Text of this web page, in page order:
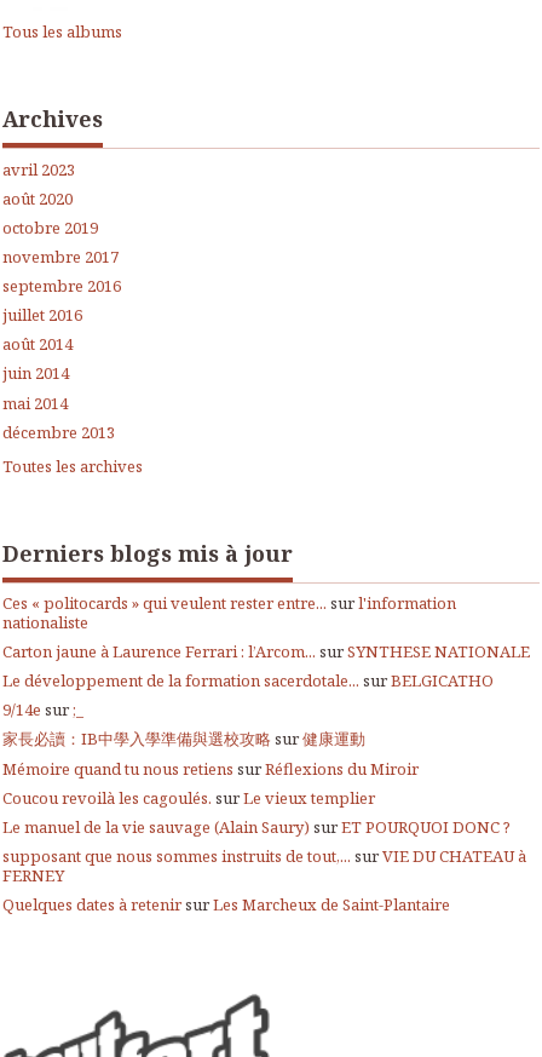
Tous les albums
Archives
avril 2023
août 2020
octobre 2019
novembre 2017
septembre 2016
juillet 2016
août 2014
juin 2014
mai 2014
décembre 2013
Toutes les archives
Derniers blogs mis à jour
Ces « politocards » qui veulent rester entre... surl'information
nationaliste
Carton jaune à Laurence Ferrari : l’Arcom... surSYNTHESE NATIONALE
Le développement de la formation sacerdotale... surBELGICATHO
9/14e sur;_
家長必讀：IB中學入學準備與選校攻略 sur健康運動
Mémoire quand tu nous retiens surRéflexions du Miroir
Coucou revoilà les cagoulés. surLe vieux templier
Le manuel de la vie sauvage (Alain Saury) surET POURQUOI DONC ?
supposant que nous sommes instruits de tout,... surVIE DU CHATEAU à
FERNEY
Quelques dates à retenirsurLes Marcheux de Saint-Plantaire